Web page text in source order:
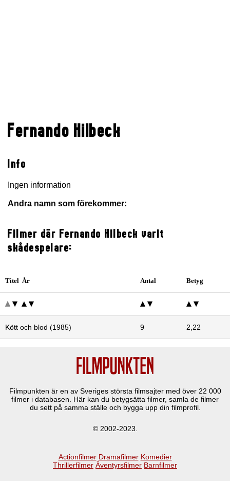
Fernando Hilbeck
Info
Ingen information
Andra namn som förekommer:
Filmer där Fernando Hilbeck varit
skådespelare:
Titel År Antal Betyg
Kött och blod (1985) 9 2,22
Filmpunkten är en av Sveriges största filmsajter med över 22 000
filmer i databasen. Här kan du betygsätta filmer, samla de filmer
du sett på samma ställe och bygga upp din filmprofil.
© 2002-2023.
Actionfilmer Dramafilmer Komedier
Thrillerfilmer Äventyrsfilmer Barnfilmer